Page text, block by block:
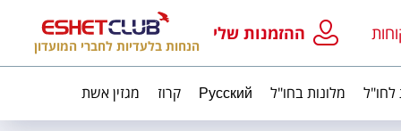
ההזמנות שלי
הנחות בלעדיות לחברי המועדון
לחו"ל מלונות בחו"ל Русский קרוז מגזין אשת